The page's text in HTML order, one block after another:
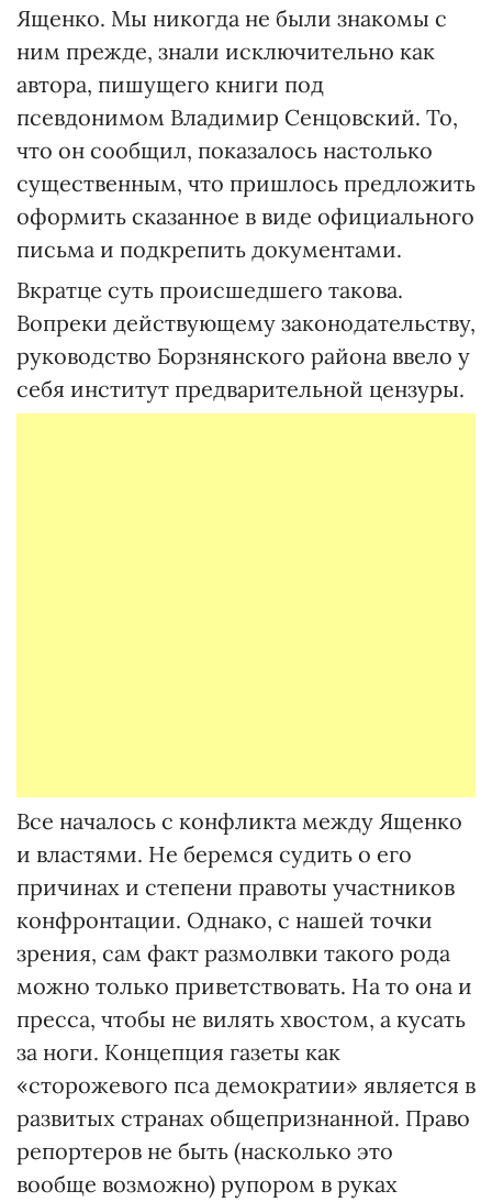
Ященко. Мы никогда не были знакомы с
ним прежде, знали исключительно как
автора, пишущего книги под
псевдонимом Владимир Сенцовский. То,
что он сообщил, показалось настолько
существенным, что пришлось предложить
оформить сказанное в виде официального
письма и подкрепить документами.
Вкратце суть происшедшего такова.
Вопреки действующему законодательству,
руководство Борзнянского района ввело у
себя институт предварительной цензуры.
Все началось с конфликта между Ященко
и властями. Не беремся судить о его
причинах и степени правоты участников
конфронтации. Однако, с нашей точки
зрения, сам факт размолвки такого рода
можно только приветствовать. На то она и
пресса, чтобы не вилять хвостом, а кусать
за ноги. Концепция газеты как
«сторожевого пса демократии» является в
развитых странах общепризнанной. Право
репортеров не быть (насколько это
вообще возможно) рупором в руках